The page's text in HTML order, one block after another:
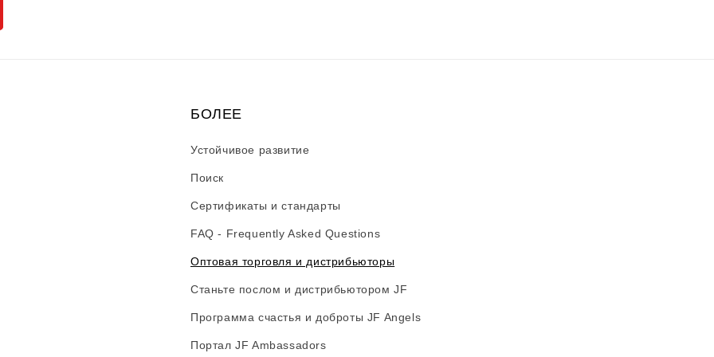
БОЛЕЕ
Устойчивое развитие
Поиск
Сертификаты и стандарты
FAQ - Frequently Asked Questions
Оптовая торговля и дистрибьюторы
Станьте послом и дистрибьютором JF
Программа счастья и доброты JF Angels
Портал JF Ambassadors